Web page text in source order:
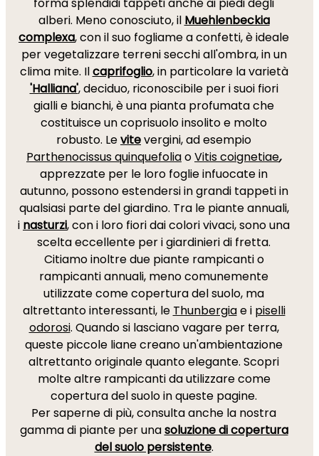
alberi. Meno conosciuto, il Muehlenbeckia
complexa, con il suo fogliame a confetti, è ideale
per vegetalizzare terreni secchi all'ombra, in un
clima mite. Ilcaprifoglio, in particolare la varietà
'Halliana', deciduo, riconoscibile per i suoi fiori
gialli e bianchi, è una pianta profumata che
costituisce un coprisuolo insolito e molto
robusto. Levitevergini, ad esempio
Parthenocissus quinquefoliaoVitis coignetiae,
apprezzate per le loro foglie infuocate in
autunno, possono estendersi in grandi tappeti in
qualsiasi parte del giardino. Tra le piante annuali,
i nasturzi, con i loro fiori dai colori vivaci, sono una
scelta eccellente per i giardinieri di fretta.
Citiamo inoltre due piante rampicanti o
rampicanti annuali, meno comunemente
utilizzate come copertura del suolo, ma
altrettanto interessanti, le Thunbergiae i piselli
odorosi. Quando si lasciano vagare per terra,
queste piccole liane creano un'ambientazione
altrettanto originale quanto elegante. Scopri
molte altre rampicanti da utilizzare come
copertura del suolo in queste pagine.
Per saperne di più, consulta anche la nostra
gamma di piante per unasoluzione di copertura
del suolo persistente.